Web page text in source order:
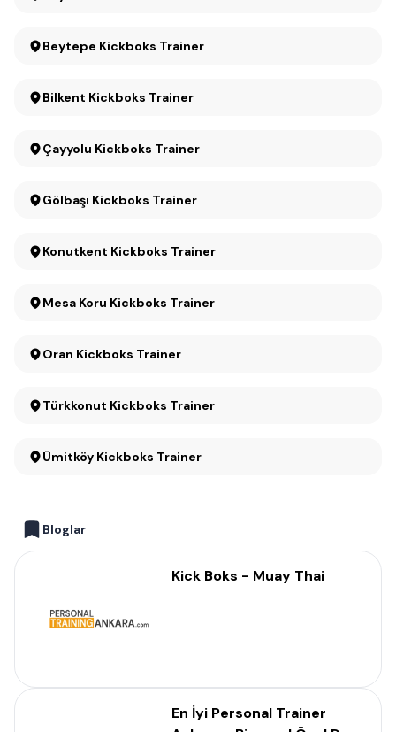
Beytepe Kickboks Trainer
Bilkent Kickboks Trainer
Çayyolu Kickboks Trainer
Gölbaşı Kickboks Trainer
Konutkent Kickboks Trainer
Mesa Koru Kickboks Trainer
Oran Kickboks Trainer
Türkkonut Kickboks Trainer
Ümitköy Kickboks Trainer
Bloglar
Kick Boks - Muay Thai
En İyi Personal Trainer